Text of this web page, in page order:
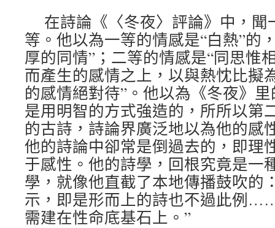
在詩論《〈冬夜〉評論》中，聞
等。他以為一等的情感是“白熱”的
厚的同情”；二等的情感是“同思惟
而產生的感情之上，以與熱忱比擬
的感情絕對待”。他以為《冬夜》
是用明智的方式強造的，所所以第
的古詩，詩論界廣泛地以為他的感
他的詩論中卻常是倒過去的，即理
于感性。他的詩學，回根究竟是一
學，就像他直截了本地傳播鼓吹的
示，即是形而上的詩也不過此例
需建在性命底基石上。”